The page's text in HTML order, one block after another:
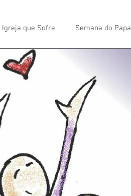
Igreja que Sofre Semana do Papa
Semana
Notícias
Homilias
Aconteceu